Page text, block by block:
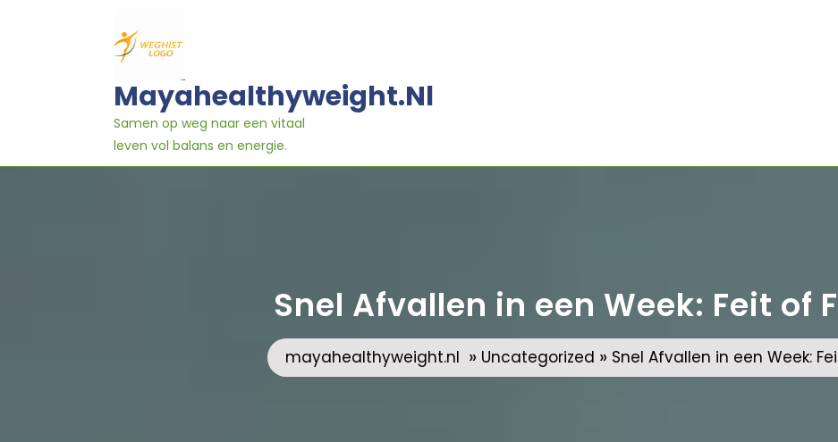
Mayahealthyweight.nl
Samen op weg naar een vitaal
leven vol balans en energie.
Snel Afvallen in een Week: Feit of
mayahealthyweight.nl » Uncategorized » Snel Afvallen in een Week: